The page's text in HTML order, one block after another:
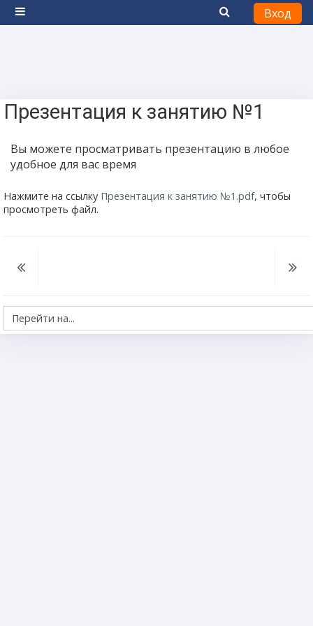
Боковая панель
Вход
Презентация к занятию №1
Вы можете просматривать презентацию в любое
удобное для вас время
Нажмите на ссылку Презентация к занятию №1.pdf, чтобы
просмотреть файл.
Перейти на...